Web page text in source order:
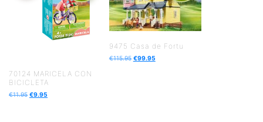
70124 MARICELA CON
BICICLETA
€11.95 €9.95
9475 Casa de Fortu
€115.95 €99.95